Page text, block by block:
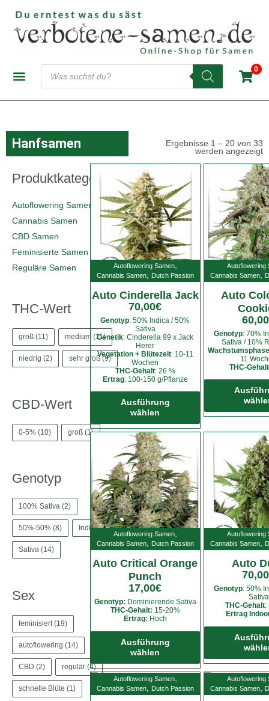
Inhalt
springen
Products
search
0
Hanfsamen
Produktkategorien
Autoflowering Samen
(322)
Cannabis Samen
(870)
CBD Samen
(10)
Feminisierte Samen
(480)
Reguläre Samen
(4)
THC-Wert
groß (11) medium (11)
niedrig (2) sehr groß (9)
CBD-Wert
0-5% (10) groß (1)
Genotyp
100% Sativa (2)
50%-50% (8) Indica (8)
Sativa (14)
Sex
feminisiert (19)
autoflowering (14)
CBD (2) regulär (4)
schnelle Blüte (1)
Ergebnisse 1 – 20 von 33
werden angezeigt
Autoflowering Samen,
Cannabis Samen, Dutch Passion
Auto Cinderella Jack​
70,00€
Genotyp: 50% Indica / 50%
Sativa
Genetik: Cinderella 99 x Jack
Herer
Vegetation + Blütezeit: 10-11
Wochen
THC-Gehalt: 26 %
Ertrag: 100-150 g/Pflanze
Ausführung
wählen
weist
mehrere
Varianten
Optionen
können
Produktseite
gewählt
Autoflowering
Cannabis Samen,
Auto
60,00
Genotyp: 70%
Sativa / 10%
11
THC-Gehalt
Autoflowering Samen,
Cannabis Samen, Dutch Passion
Auto Critical Orange
Punch
17,00€
Genotyp: Dominierende Sativa
THC-Gehalt: 15-20%
Ertrag: Hoch
Ausführung
wählen
Dieses
mehrere
Varianten
auf.
Autoflowering
Cannabis Samen,
Auto
70,00
Genotyp: 50%
Sativa
THC-Gehalt:
Ertrag
Autoflowering Samen,
Cannabis Samen, Dutch Passion
Autoflowering
Cannabis Samen,